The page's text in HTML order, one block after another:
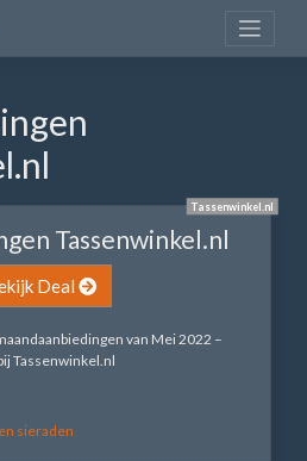
Tassenwinkel.nl
Tassenwinkel.nl
Deal
van Mei 2022 –
Tassenwinkel.nl
sieraden